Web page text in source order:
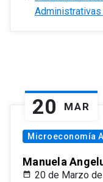
Administrativas
20 MAR
Microeconomía
Manuela
20 de Marzo